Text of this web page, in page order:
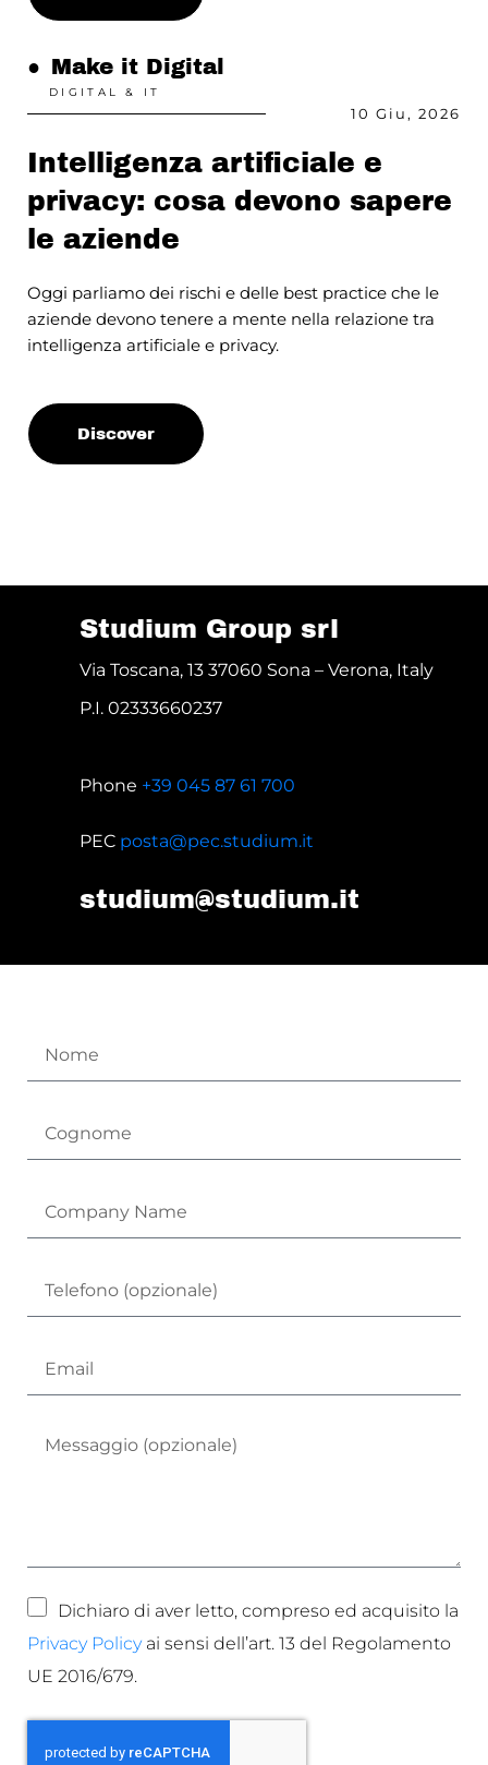
● Make it Digital
DIGITAL & IT
10 Giu, 2026
Intelligenza artificiale e
privacy: cosa devono sapere
le aziende
Oggi parliamo dei rischi e delle best practice che le
aziende devono tenere a mente nella relazione tra
intelligenza artificiale e privacy.
Discover
Studium Group srl
Via Toscana, 13 37060 Sona – Verona, Italy
P.I. 02333660237
Phone +39 045 87 61 700
PEC posta@pec.studium.it
studium@studium.it
Dichiaro di aver letto, compreso ed acquisito la
Privacy Policyai sensi dell’art. 13 del Regolamento
UE 2016/679.